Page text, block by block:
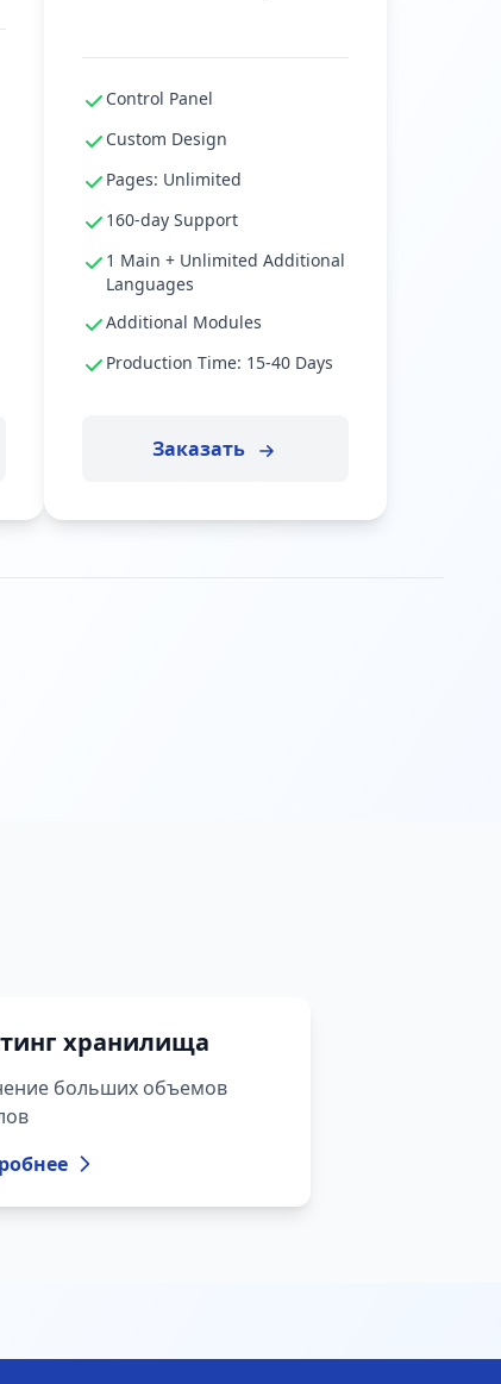
Control Panel
Custom Design
Pages: Unlimited
160-day Support
1 Main + Unlimited Additional
Languages
Additional Modules
Production Time: 15-40 Days
Заказать
хранилища
больших объемов